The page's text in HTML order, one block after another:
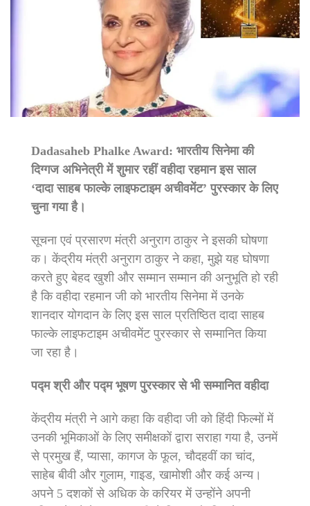
Dadasaheb Phalke Award: भारतीय सिनेमा की
दिग्गज अभिनेत्री में शुमार रहीं वहीदा रहमान इस साल
‘दादा साहब फाल्के लाइफटाइम अचीवमेंट’ पुरस्कार के लिए
चुना गया है।
सूचना एवं प्रसारण मंत्री अनुराग ठाकुर ने इसकी घोषणा
क। केंद्रीय मंत्री अनुराग ठाकुर ने कहा, मुझे यह घोषणा
करते हुए बेहद खुशी और सम्मान सम्मान की अनुभूति हो रही
है कि वहीदा रहमान जी को भारतीय सिनेमा में उनके
शानदार योगदान के लिए इस साल प्रतिष्ठित दादा साहब
फाल्के लाइफटाइम अचीवमेंट पुरस्कार से सम्मानित किया
जा रहा है।
पद्म श्री और पद्म भूषण पुरस्कार से भी सम्मानित वहीदा
केंद्रीय मंत्री ने आगे कहा कि वहीदा जी को हिंदी फिल्मों में
उनकी भूमिकाओं के लिए समीक्षकों द्वारा सराहा गया है, उनमें
से प्रमुख हैं, प्यासा, कागज के फूल, चौदहवीं का चांद,
साहेब बीवी और गुलाम, गाइड, खामोशी और कई अन्य।
अपने 5 दशकों से अधिक के करियर में उन्होंने अपनी